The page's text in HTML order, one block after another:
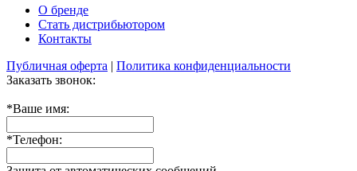
О бренде
Стать дистрибьютором
Контакты
Публичная оферта | Политика конфиденциальности
Заказать звонок:
*Ваше имя:
*Телефон: